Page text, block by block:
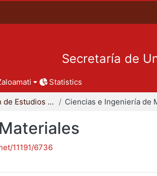
Secretaría de
Statistics
Coordinación de Estudios de Posgrado - CBI
11191/6736